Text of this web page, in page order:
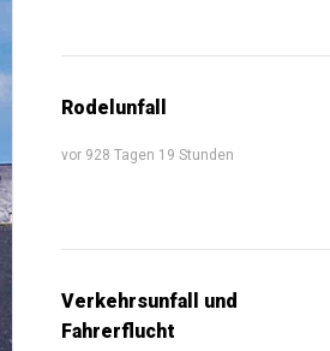
Rodelunfall
vor 928 Tagen 19 Stunden
Verkehrsunfall und
Fahrerflucht